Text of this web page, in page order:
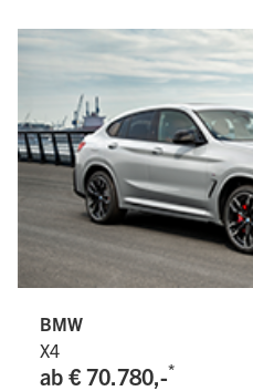
BMW
X4
ab € 70.780,-*